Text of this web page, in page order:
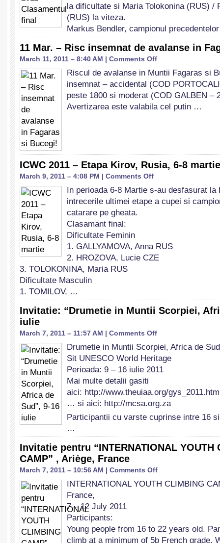
Clasamentul
la dificultate si Maria Tolokonina (RUS) /
(RUS) la viteza.
Markus Bendler, campionul
11 Mar. – Risc insemnat de avalanse in
March 11, 2011 – 8:40 AM | Comments Offon
Mar.
–
Risc
de
Bucegi!
Riscul de avalanse in Muntii Fagaras si
insemnat – accidental (COD
peste 1800 si moderat (COD GALBEN –
Avertizarea este valabila cel putin …
ICWC 2011 – Etapa Kirov, Rusia, 6-8 martie
March 9, 2011 – 4:08 PM | Comments Offon
2011
–
martie
In perioada 6-8 Martie s-au desfasurat la
intrecerile ultimei etape a cupei si
catarare pe gheata.
Clasamant final:
Dificultate Feminin
1. GALLYAMOVA, Anna RUS
2. HROZOVA, Lucie CZE
3. TOLOKONINA, Maria RUS
Dificultate Masculin
1. TOMILOV, …
Invitatie: “Drumetie in Muntii Scorpiei,
iulie
March 7, 2011 – 11:57 AM | Comments Offon
“Drumetie
in
Muntii
de
Sud”,
16
Drumetie in Muntii Scorpiei, Africa de Sud
Sit UNESCO World Heritage
Perioada: 9 – 16 iulie 2011
Mai multe detalii gasiti
aici: http://www.theuiaa.org/
… si aici: http://mcsa.org.za
Participantii cu varste cuprinse intre 16
…
Invitatie pentru “INTERNATIONAL YOUTH
CAMP” , Ariège, France
March 7, 2011 – 10:56 AM | Comments Offon
pentru
,
Ariège,
INTERNATIONAL YOUTH CLIMBING
France,
7 – 12 July 2011
Participants:
Young people from 16 to 22 years old.
climb at a minimum of 5b French grade.